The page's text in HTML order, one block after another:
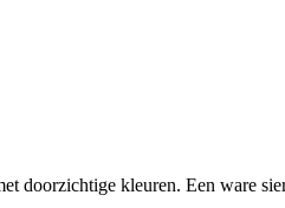
doorzichtige kleuren. Een ware